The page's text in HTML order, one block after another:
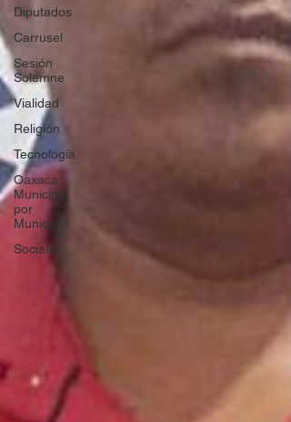
Diputados
Carrusel
Sesión
Solemne
Vialidad
Religión
Tecnología
Oaxaca
Municipio
por
Municipio
Sociales